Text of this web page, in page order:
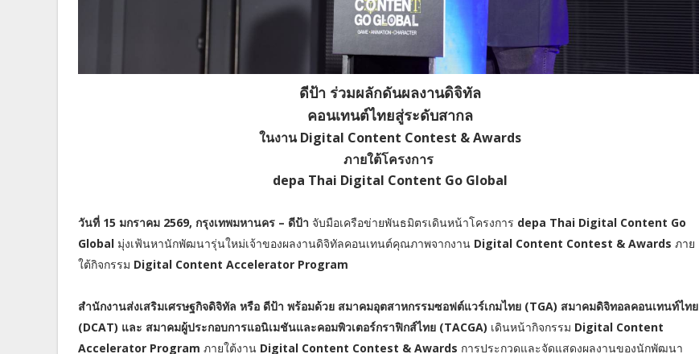
ดีป้า ร่วมผลักดันผลงานดิจิทัล
คอนเทนต์ไทยสู่ระดับสากล
ในงาน Digital Content Contest & Awards
ภายใต้โครงการ
depa Thai Digital Content Go Global
วันที่ 15 มกราคม 2569, กรุงเทพมหานคร – ดีป้า จับมือเครือข่ายพันธมิตรเดินหน้าโครงการ depa Thai Digital Content Go
Global มุ่งเฟ้นหานักพัฒนารุ่นใหม่เจ้าของผลงานดิจิทัลคอนเทนต์คุณภาพจากงาน Digital Content Contest & Awards ภาย
ใต้กิจกรรม Digital Content Accelerator Program
สำนักงานส่งเสริมเศรษฐกิจดิจิทัล หรือ ดีป้า พร้อมด้วย สมาคมอุตสาหกรรมซอฟต์แวร์เกมไทย (TGA) สมาคมดิจิทอลคอนเทนท์ไทย
(DCAT) และ สมาคมผู้ประกอบการแอนิเมชันและคอมพิวเตอร์กราฟิกส์ไทย (TACGA) เดินหน้ากิจกรรม Digital Content
Accelerator Program ภายใต้งาน Digital Content Contest & Awards การประกวดและจัดแสดงผลงานของนักพัฒนา